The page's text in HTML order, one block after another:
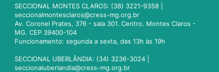
SECCIONAL MONTES CLAROS: (38) 3221-9358 |
seccionalmontesclaros@cress-mg.org.br
Av. Coronel Prates, 376 - sala 301. Centro. Montes Claros -
MG. CEP 39400-104
Funcionamento: segunda a sexta, das 13h às 19h
SECCIONAL UBERLÂNDIA: (34) 3236-3024 |
seccionaluberlandia@cress-mg.org.br